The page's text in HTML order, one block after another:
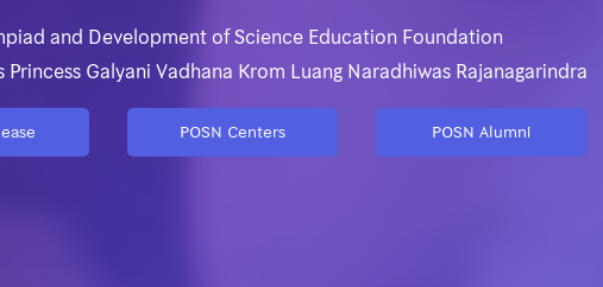
and Development of Science Education Foundation
Galyani Vadhana Krom Luang Naradhiwas Rajanagarindra
POSN Centers POSN Alumni